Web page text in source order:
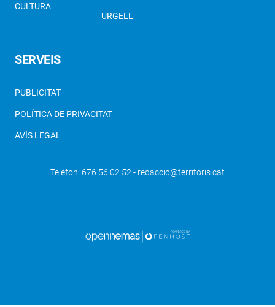
CULTURA
URGELL
SERVEIS
PUBLICITAT
POLÍTICA DE PRIVACITAT
AVÍS LEGAL
Telèfon 676 56 02 52 - redaccio@territoris.cat